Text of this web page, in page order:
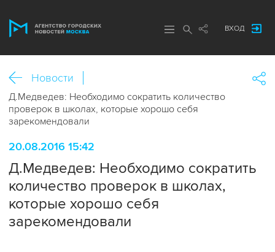
ВХОД
Новости
Д.Медведев: Необходимо сократить количество
проверок в школах, которые хорошо себя
зарекомендовали
20.08.2016 15:42
Д.Медведев: Необходимо сократить
количество проверок в школах,
которые хорошо себя
зарекомендовали